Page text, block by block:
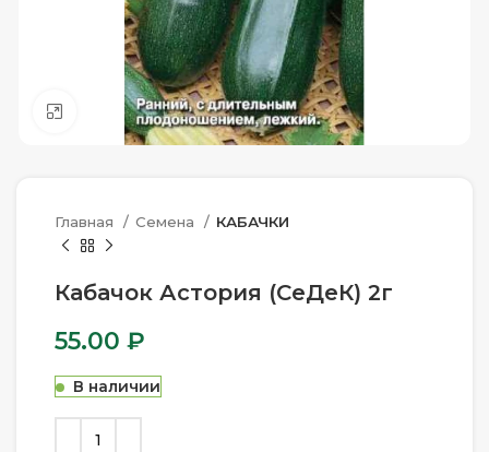
Нажмите, чтобы увеличить
Главная Семена КАБАЧКИ
Кабачок Астория (СеДеК) 2г
55.00 ₽
В наличии